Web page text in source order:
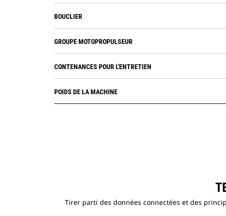
BOUCLIER
GROUPE MOTOPROPULSEUR
CONTENANCES POUR L'ENTRETIEN
POIDS DE LA MACHINE
Tirer parti des données connectées et des